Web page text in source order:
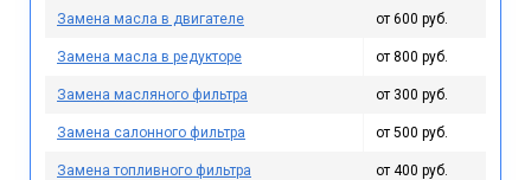
Замена масла в двигателе от 600 руб.
Замена масла в редукторе от 800 руб.
Замена масляного фильтра от 300 руб.
Замена салонного фильтра от 500 руб.
Замена топливного фильтра от 400 руб.